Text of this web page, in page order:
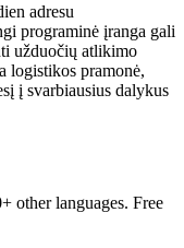
adresu
programinė įranga gali
užduočių atlikimo
logistikos pramonė,
į svarbiausius dalykus
other languages. Free